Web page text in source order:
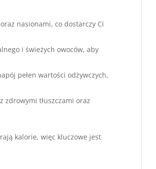
nasionami, co dostarczy Ci
i świeżych owoców, aby
pełen wartości odżywczych,
zdrowymi tłuszczami oraz
kalorie, więc kluczowe jest